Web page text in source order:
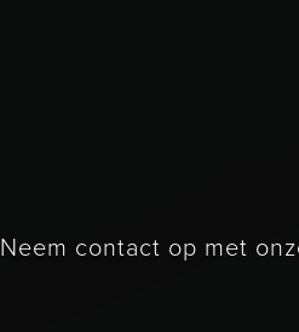
Neem contact op met